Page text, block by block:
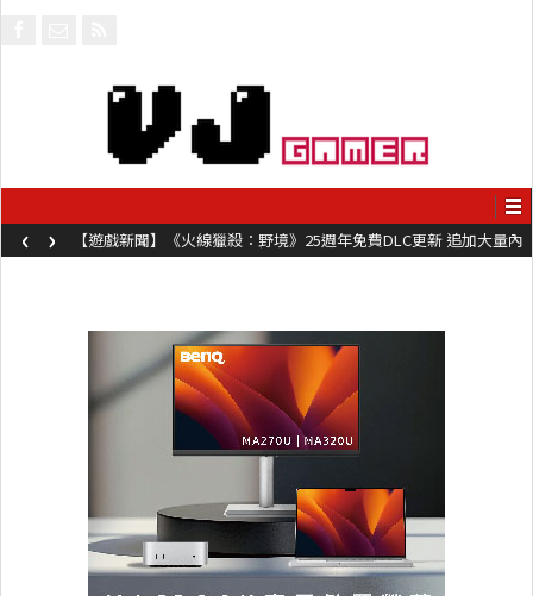
【遊戲新聞】《火線獵殺：野境》25週年免費DLC更新 追加大量內
容同時系舊作限時超平價折扣
‹ ›